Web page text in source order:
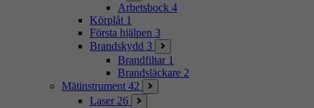
Arbetsbock 4
Körplåt 1
Första hjälpen 3
Brandskydd 3
Brandfiltar 1
Brandsläckare 2
Mätinstrument 42
Laser 26